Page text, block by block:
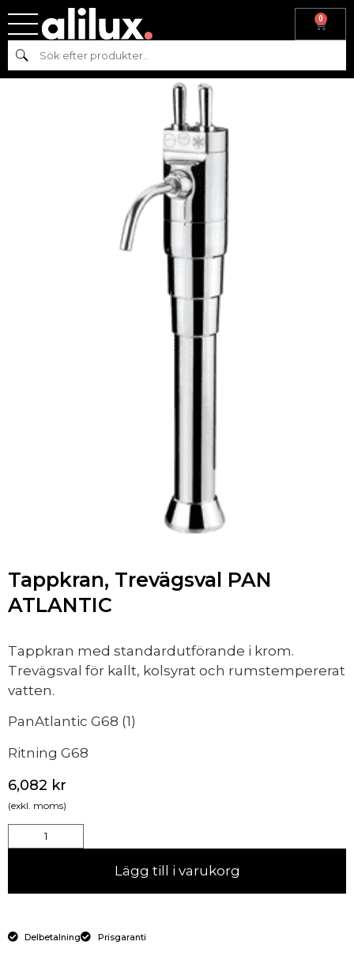
0
Sök
Hem
PAN ATLANTIC
Tappkran, Trevägsval PAN
ATLANTIC
​​​​​​​Tappkran med standardutförande i krom.
Trevägsval för kallt, kolsyrat och rumstempererat
vatten.
PanAtlantic G68 (1)
Ritning G68
6,082 kr
(exkl. moms)
Lägg till i varukorg
Delbetalning Prisgaranti